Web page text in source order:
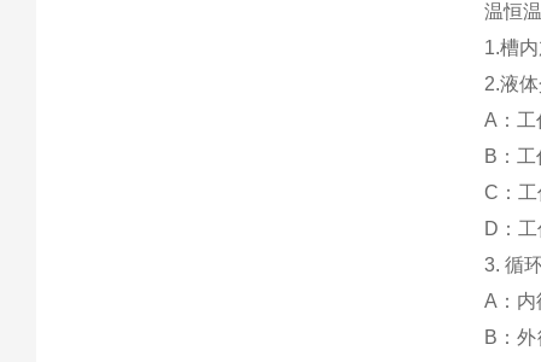
温恒
1.槽
2.液
A：
B：
C：
D：
3. 循
A：
B：